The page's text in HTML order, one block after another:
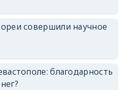
совершили научное
благодарность